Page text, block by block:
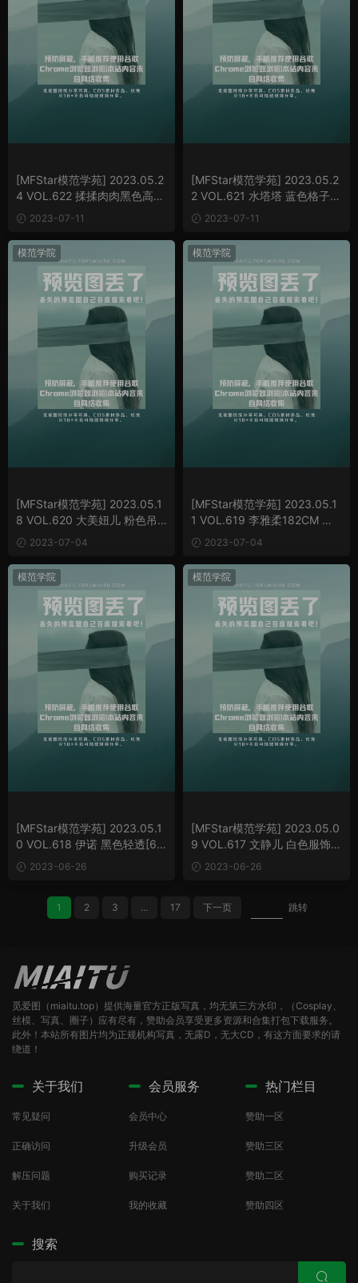
[MFStar模范学苑] 2023.05.2
4 VOL.622 揉揉肉肉黑色高跟
鞋 [50P/441MB]
2023-07-11
[MFStar模范学苑] 2023.05.2
2 VOL.621 水塔塔 蓝色格子裙
[61P/530MB]
2023-07-11
模范学院
[MFStar模范学苑] 2023.05.1
8 VOL.620 大美妞儿 粉色吊
带长裙[72P/680MB]
2023-07-04
模范学院
[MFStar模范学苑] 2023.05.1
1 VOL.619 李雅柔182CM 露
肩连衣短裙[63P/601MB]
2023-07-04
模范学院
[MFStar模范学苑] 2023.05.1
0 VOL.618 伊诺 黑色轻透[62
P/594MB]
2023-06-26
模范学院
[MFStar模范学苑] 2023.05.0
9 VOL.617 文静儿 白色服饰[6
0P/541MB]
2023-06-26
1 2 3 ... 17 下一页 跳转
觅爱图（miaitu.top）提供海量官方正版写真，均无第三方水印，（Cosplay、
丝模、写真、圈子）应有尽有，赞助会员享受更多资源和合集打包下载服务。
此外！本站所有图片均为正规机构写真，无露D，无大CD，有这方面要求的请
绕道！
关于我们
常见疑问
正确访问
解压问题
关于我们
会员服务
会员中心
升级会员
购买记录
我的收藏
热门栏目
赞助一区
赞助三区
赞助二区
赞助四区
搜索